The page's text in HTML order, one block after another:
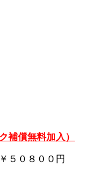
補償無料加入）
５０８００円